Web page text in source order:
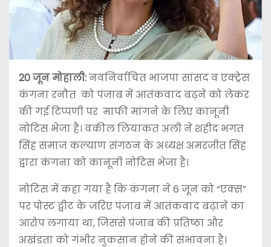
20 जूनमोहाली:नवनिर्वाचित भाजपा सांसद व एक्ट्रेस
कंगना रनौत को पंजाब में आतंकवाद बढ़ने को लेकर
की गई टिप्पणी पर माफी मांगने के लिए कानूनी
नोटिस भेजा है। वकील लियाकत अली ने शहीद भगत
सिंह समाज कल्याण संगठन के अध्यक्ष अमरजीत सिंह
द्वारा कंगना को कानूनी नोटिस भेजा है।
नोटिस में कहा गया है कि कंगना ने 6 जून को “एक्स”
पर पोस्ट ट्वीट के जरिए पंजाब में आतंकवाद बढ़ाने का
आरोप लगाया था, जिससे पंजाब की प्रतिष्ठा और
अखंडता को गंभीर नुकसान होने की संभावना है।